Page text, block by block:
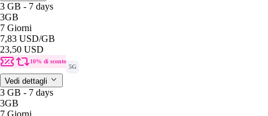
3 GB - 7 days
3GB
7 Giorni
7,83 USD/GB
23,50 USD
10% di sconto
5G
Vedi dettagli
3 GB - 7 days
3GB
7 Giorni